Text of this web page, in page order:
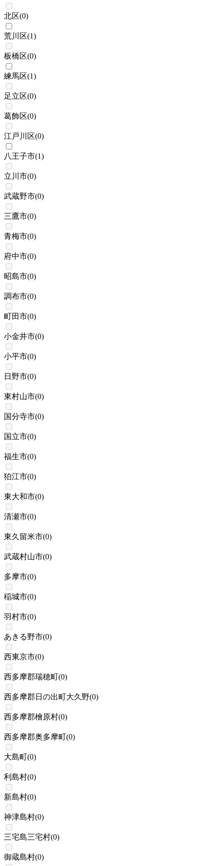
北区(0)
荒川区(1)
板橋区(0)
練馬区(1)
足立区(0)
葛飾区(0)
江戸川区(0)
八王子市(1)
立川市(0)
武蔵野市(0)
三鷹市(0)
青梅市(0)
府中市(0)
昭島市(0)
調布市(0)
町田市(0)
小金井市(0)
小平市(0)
日野市(0)
東村山市(0)
国分寺市(0)
国立市(0)
福生市(0)
狛江市(0)
東大和市(0)
清瀬市(0)
東久留米市(0)
武蔵村山市(0)
多摩市(0)
稲城市(0)
羽村市(0)
あきる野市(0)
西東京市(0)
西多摩郡瑞穂町(0)
西多摩郡日の出町大久野(0)
西多摩郡檜原村(0)
西多摩郡奥多摩町(0)
大島町(0)
利島村(0)
新島村(0)
神津島村(0)
三宅島三宅村(0)
御蔵島村(0)